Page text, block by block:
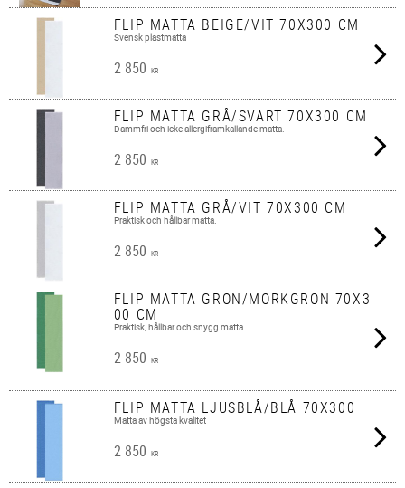
FLIP MATTA BEIGE/VIT 70X300 CM
Svensk plastmatta
2 850 KR
FLIP MATTA GRÅ/SVART 70X300 CM
Dammfri och icke allergiframkallande matta.
2 850 KR
FLIP MATTA GRÅ/VIT 70X300 CM
Praktisk och hållbar matta.
2 850 KR
FLIP MATTA GRÖN/MÖRKGRÖN 70X3
00 CM
Praktisk, hållbar och snygg matta.
2 850 KR
FLIP MATTA LJUSBLÅ/BLÅ 70X300
Matta av högsta kvalitet
2 850 KR